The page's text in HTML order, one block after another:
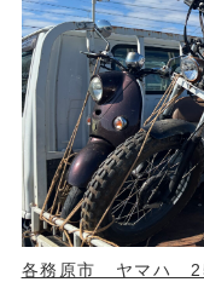
各務原市 ヤマハ